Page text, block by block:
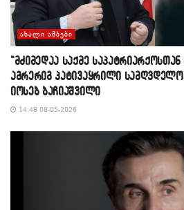
ᲐᲮᲐᲚᲘ ᲐᲛᲑᲔᲑᲘ
“მძიმედაა საქმე
აგრერიგ პატივაყრილი
იოსებ ბაჩიაშვილი
14:48 08-05-2026